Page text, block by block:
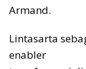
Armand.
Lintasarta
enabler